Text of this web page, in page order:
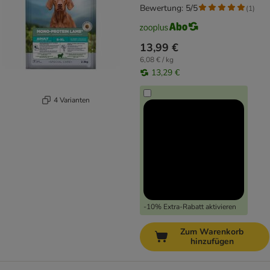
4 Varianten
13,99 €
6,08 € / kg
13,29 €
-10% Extra-Rabatt aktivieren
Bewertung: 5/5 (1)
Zum Warenkorb
hinzufügen